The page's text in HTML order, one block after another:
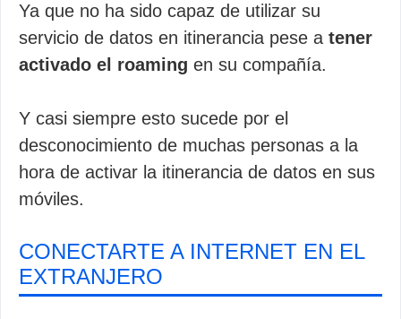
Ya que no ha sido capaz de utilizar su
servicio de datos en itinerancia pese a tener
activado el roaming en su compañía.
Y casi siempre esto sucede por el
desconocimiento de muchas personas a la
hora de activar la itinerancia de datos en sus
móviles.
CONECTARTE A INTERNET EN EL
EXTRANJERO